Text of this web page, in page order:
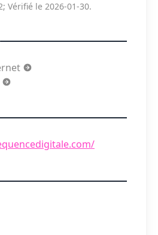
Vérifié le 2026-01-30.